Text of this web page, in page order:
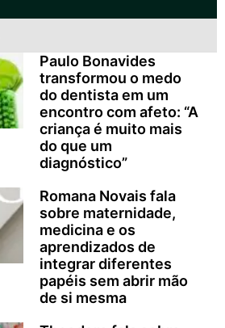
Paulo Bonavides
transformou o medo
do dentista em um
encontro com afeto: “A
criança é muito mais
do que um
diagnóstico”
Romana Novais fala
sobre maternidade,
medicina e os
aprendizados de
integrar diferentes
papéis sem abrir mão
de si mesma